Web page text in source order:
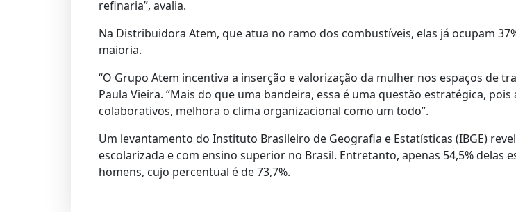
refinaria”, avalia.
Na Distribuidora Atem, que atua no ramo dos combustíveis, elas já ocupam
maioria.
“O Grupo Atem incentiva a inserção e valorização da mulher nos espaços de
Paula Vieira. “Mais do que uma bandeira, essa é uma questão estratégica,
colaborativos, melhora o clima organizacional como um todo”.
Um levantamento do Instituto Brasileiro de Geografia e Estatísticas (IBGE)
escolarizada e com ensino superior no Brasil. Entretanto, apenas 54,5%
homens, cujo percentual é de 73,7%.